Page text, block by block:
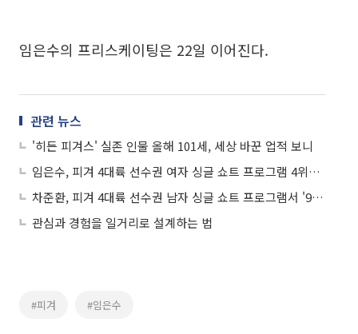
임은수의 프리스케이팅은 22일 이어진다.
관련 뉴스
'히든 피겨스' 실존 인물 올해 101세, 세상 바꾼 업적 보니
임은수, 피겨 4대륙 선수권 여자 싱글 쇼트 프로그램 4위…프리서 메달 가능할까?
차준환, 피겨 4대륙 선수권 남자 싱글 쇼트 프로그램서 '97.33점'…"개인 최고점 경신"
관심과 경험을 일거리로 설계하는 법
#피겨 #임은수